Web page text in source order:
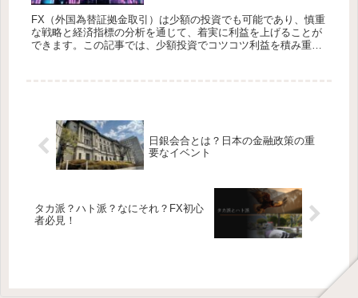
FX（外国為替証拠金取引）は少額の投資でも可能であり、慎重
な戦略と経済指標の分析を通じて、着実に利益を上げることが
できます。この記事では、少額投資でコツコツ利益を積み重ね
日銀会合とは？日本の金融政策の重
要なイベント
タカ派？ハト派？なにそれ？FX初心
者必見！